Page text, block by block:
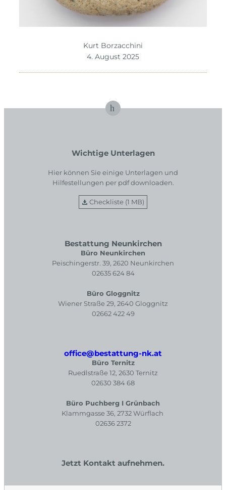
Kurt Borzacchini
4. August 2025
Wichtige Unterlagen
Hier können Sie einige Unterlagen und
Hilfestellungen per pdf downloaden.
Checkliste (1 MB)
Bestattung Neunkirchen
Büro Neunkirchen
Peischingerstr. 39, 2620 Neunkirchen
02635 624 84
Büro Gloggnitz
Wiener Straße 29, 2640 Gloggnitz
02662 422 49
office@bestattung-nk.at
Büro Ternitz
Ruedlstraße 12, 2630 Ternitz
02630 384 68
Büro Puchberg I Grünbach
Klammgasse 36, 2732 Würflach
02636 2372
Jetzt Kontakt aufnehmen.